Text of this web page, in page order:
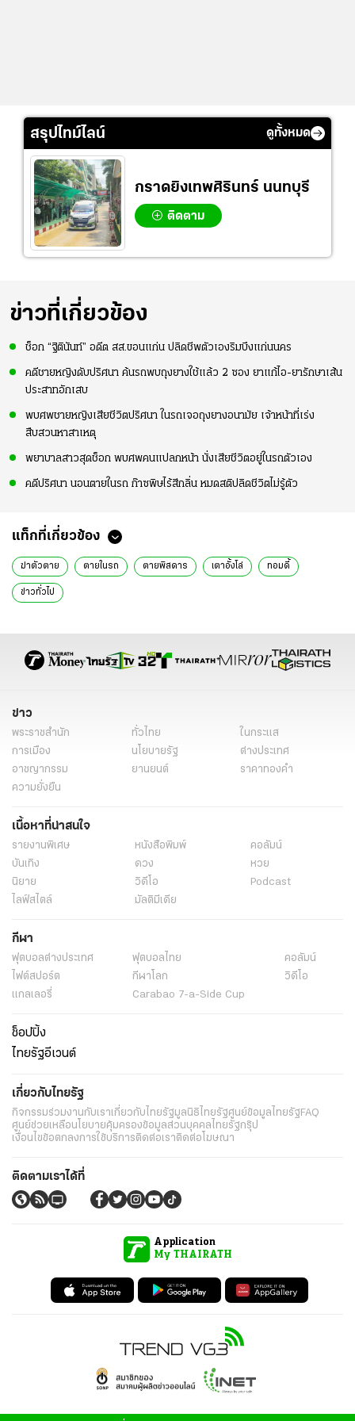
สรุปไทม์ไลน์ ดูทั้งหมด
กราดยิงเทพศิรินทร์ นนทบุรี
ติดตาม
ข่าวที่เกี่ยวข้อง
ช็อก “ฐิตินันท์” อดีต สส.ขอนแก่น ปลิดชีพตัวเองริมบึงแก่นนคร
คดีชายหญิงดับปริศนา ค้นรถพบถุงยางใช้แล้ว 2 ซอง ยาแก้ไอ-ยารักษาเส้น
ประสาทอักเสบ
พบศพชายหญิงเสียชีวิตปริศนา ในรถเจอถุงยางอนามัย เจ้าหน้าที่เร่ง
สืบสวนหาสาเหตุ
พยาบาลสาวสุดช็อก พบศพคนแปลกหน้า นั่งเสียชีวิตอยู่ในรถตัวเอง
คดีปริศนา นอนตายในรถ ก๊าซพิษไร้สีกลิ่น หมดสติปลิดชีวิตไม่รู้ตัว
แท็กที่เกี่ยวข้อง
ฆ่าตัวตาย ตายในรถ ตายพิสดาร เตาอั้งโล่ ทอมดี้
ข่าวทั่วไป
ข่าว
พระราชสำนัก ทั่วไทย
ในกระแส
การเมือง
นโยบายรัฐ
ต่างประเทศ
อาชญากรรม
ยานยนต์
ราคาทองคำ
ความยั่งยืน
เนื้อหาที่น่าสนใจ
รายงานพิเศษ หนังสือพิมพ์
คอลัมน์
บันเทิง
ดวง
หวย
นิยาย
วิดีโอ
Podcast
ไลฟ์สไตล์
มัลติมีเดีย
กีฬา
ฟุตบอลต่่างประเทศ ฟุตบอลไทย
คอลัมน์
ไฟต์สปอร์ต
กีฬาโลก
วิดีโอ
แกลเลอรี่
Carabao 7-a-Side Cup
ช็อปปิ้ง
ไทยรัฐอีเวนต์
เกี่ยวกับไทยรัฐ
กิจกรรมร่วมงานกับเราเกี่ยวกับไทยรัฐมูลนิธิไทยรัฐศูนย์ข้อมูลไทยรัฐ FAQ
ศูนย์ช่วยเหลือนโยบายคุ้มครองข้อมูลส่วนบุคคลไทยรัฐกรุ๊ป
เงื่อนไขข้อตกลงการใช้บริการติดต่อเราติดต่อโฆษณา
ติดตามเราได้ที่
Application
My THAIRATH